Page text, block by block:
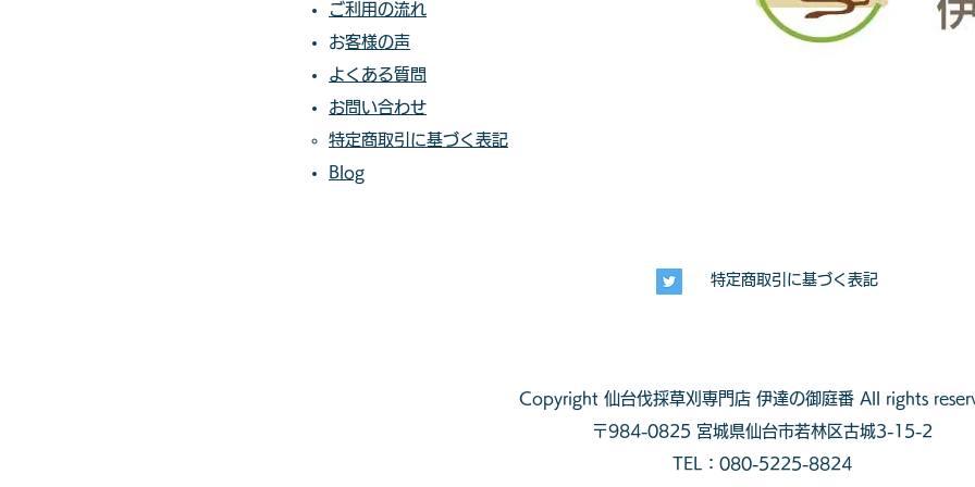
ご利用の流れ
​​お客様の声​
よくある質問
お問い合わせ
特定商取引に基づく表記
Blog
特定商取引に基づく表記
Copyright 仙台伐採草刈専門店 伊達の御庭番 All rights
〒984-0825 宮城県仙台市若林区古城3-15-2
TEL：080-5225-8824